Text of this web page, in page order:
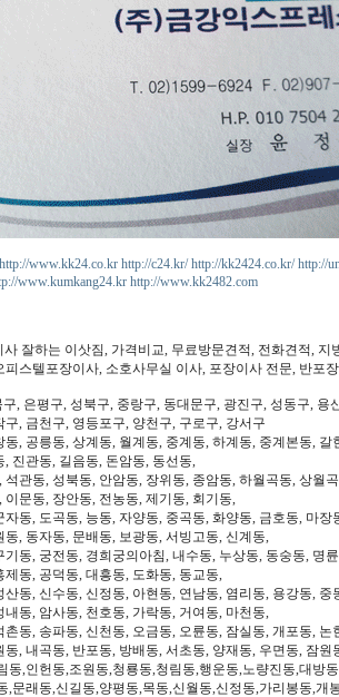
http://www.kk24.co.kr http://c24.kr/ http://kk2424.co.kr/ http://
www.kumkang24.kr http://www.kk2482.com
잘하는 이삿짐, 가격비교, 무료방문견적, 전화견적,
피스텔포장이사, 소호사무실 이사, 포장이사 전문, 반포
, 은평구, 성북구, 중랑구, 동대문구, 광진구, 성동구,
구, 금천구, 영등포구, 양천구, 구로구, 강서구
동, 공릉동, 상계동, 월계동, 중계동, 하계동, 중계본동,
진관동, 길음동, 돈암동, 동선동,
석관동, 성북동, 안암동, 장위동, 종암동, 하월곡동, 상월
문동, 장안동, 전농동, 제기동, 회기동,
동, 도곡동, 능동, 자양동, 중곡동, 화양동, 금호동, 마
, 동자동, 문배동, 보광동, 서빙고동, 신계동,
기동, 궁전동, 경희궁의아침, 내수동, 누상동, 동숭동, 명
동, 공덕동, 대흥동, 도화동, 동교동,
동, 신수동, 신정동, 아현동, 연남동, 염리동, 용강동,
동, 암사동, 천호동, 가락동, 거여동, 마천동,
촌동, 송파동, 신천동, 오금동, 오륜동, 잠실동, 개포동,
동, 내곡동, 반포동, 방배동, 서초동, 양재동, 우면동, 잠원
동,인헌동,조원동,청룡동,청림동,행운동,노량진동,대방
,문래동,신길동,양평동,목동,신월동,신정동,가리봉동,개